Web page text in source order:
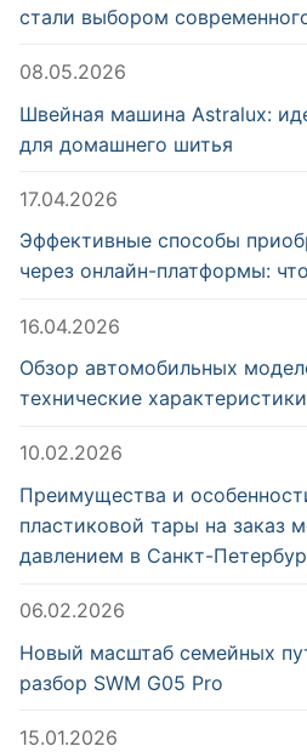
стали выбором
08.05.2026
Швейная машина Astralux:
для домашнего шитья
17.04.2026
Эффективные способы
через онлайн-платформы:
16.04.2026
Обзор автомобильных
технические
10.02.2026
Преимущества и
пластиковой тары на заказ
давлением в Санкт-
06.02.2026
Новый масштаб семейных
разбор SWM G05 Pro
15.01.2026